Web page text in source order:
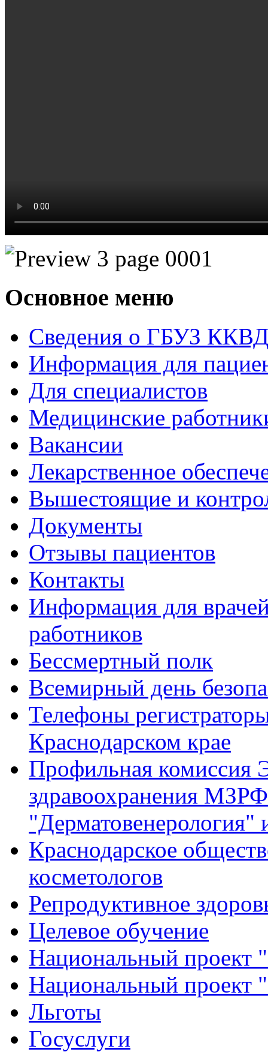
Основное меню
Сведения о ГБУЗ
Информация для
Для специалистов
Медицинские
Вакансии
Лекарственное
Вышестоящие и
Документы
Отзывы пациентов
Контакты
Информация для
работников
Бессмертный полк
Всемирный день
Телефоны
Краснодарском крае
Профильная комиссия
здравоохранения
"Дерматовенерология"
Краснодарское
косметологов
Репродуктивное
Целевое обучение
Национальный проект
Национальный проект
Льготы
Госуслуги